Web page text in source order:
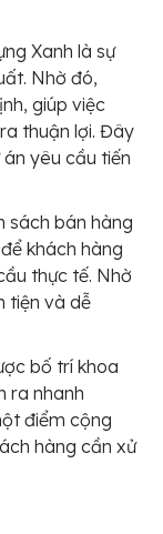
Xanh là sự
Nhờ đó,
giúp việc
thuận lợi. Đây
yêu cầu tiến
sách bán hàng
khách hàng
thực tế. Nhờ
tiện và dễ
bố trí khoa
ra nhanh
điểm cộng
hàng cần xử